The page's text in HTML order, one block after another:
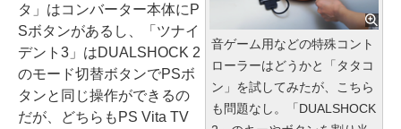
音ゲーム用などの特殊コント
ローラーはどうかと「タタコ
ン」を試してみたが、こちら
も問題なし。「DUALSHOCK
タ」はコンバーター本体にP
Sボタンがあるし、「ツナイ
デント3」はDUALSHOCK 2
のモード切替ボタンでPSボ
タンと同じ操作ができるの
だが、どちらもPS Vita TV